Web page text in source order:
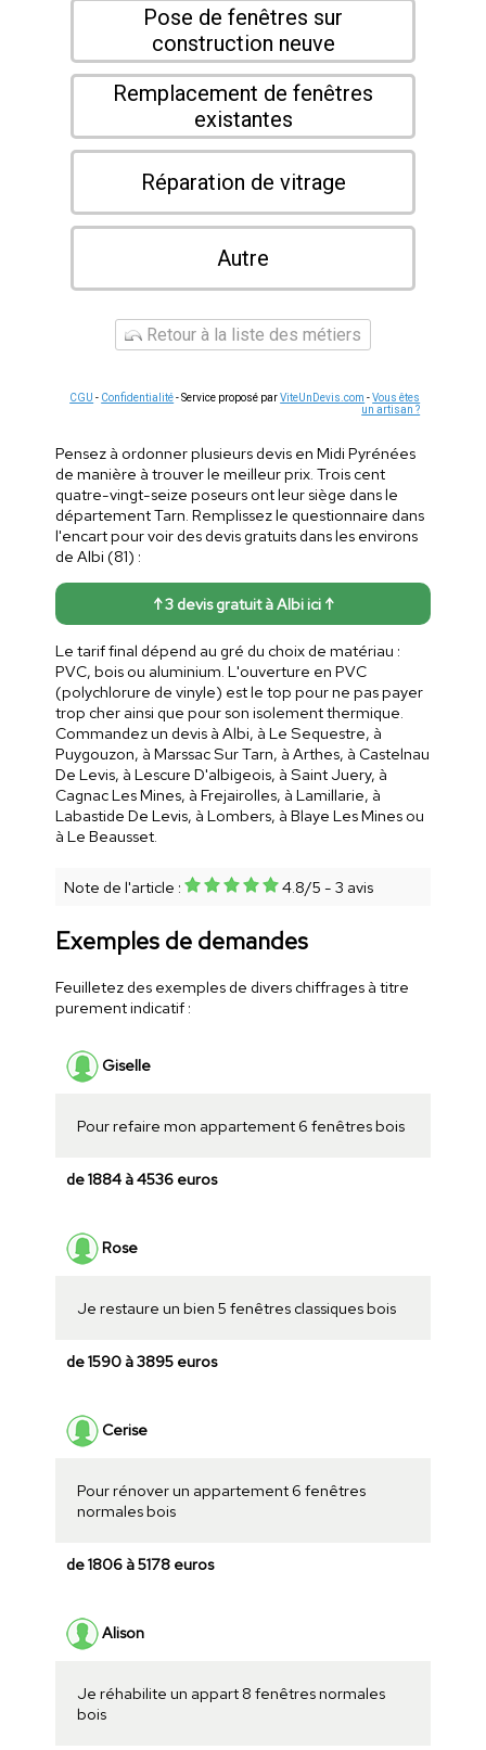
Pose de fenêtres sur
construction neuve
Remplacement de fenêtres
existantes
Réparation de vitrage
Autre
Retour à la liste des métiers
CGU - Confidentialité- Service proposé parViteUnDevis.com -Vous êtes
un artisan ?
Pensez à ordonner plusieurs devis en Midi Pyrénées
de manière à trouver le meilleur prix. Trois cent
quatre-vingt-seize poseurs ont leur siège dans le
département Tarn. Remplissez le questionnaire dans
l'encart pour voir des devis gratuits dans les environs
de Albi (81) :
↑ 3 devis gratuit à Albi ici ↑
Le tarif final dépend au gré du choix de matériau :
PVC, bois ou aluminium. L'ouverture en PVC
(polychlorure de vinyle) est le top pour ne pas payer
trop cher ainsi que pour son isolement thermique.
Commandez un devis à Albi, à Le Sequestre, à
Puygouzon, à Marssac Sur Tarn, à Arthes, à Castelnau
De Levis, à Lescure D'albigeois, à Saint Juery, à
Cagnac Les Mines, à Frejairolles, à Lamillarie, à
Labastide De Levis, à Lombers, à Blaye Les Mines ou
à Le Beausset.
Note de l'article : 4.8/5 - 3 avis
Exemples de demandes
Feuilletez des exemples de divers chiffrages à titre
purement indicatif :
Giselle
Pour refaire mon appartement 6 fenêtres bois
de 1884 à 4536 euros
Rose
Je restaure un bien 5 fenêtres classiques bois
de 1590 à 3895 euros
Cerise
Pour rénover un appartement 6 fenêtres
normales bois
de 1806 à 5178 euros
Alison
Je réhabilite un appart 8 fenêtres normales
bois